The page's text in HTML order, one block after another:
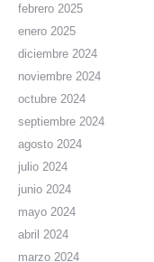
febrero 2025
enero 2025
diciembre 2024
noviembre 2024
octubre 2024
septiembre 2024
agosto 2024
julio 2024
junio 2024
mayo 2024
abril 2024
marzo 2024